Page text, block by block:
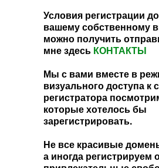
Условия регистрации
вашему собственному
можно получить
мне здесь КОНТАКТЫ
Мы с вами вместе в
визуального доступа к
регистратора
которые хотелось бы
зарегистрировать.
Не все красивые
а иногда регистрируем